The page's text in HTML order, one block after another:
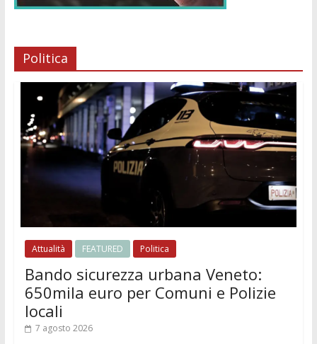
Politica
Attualità FEATURED Politica
Bando sicurezza urbana Veneto:
650mila euro per Comuni e Polizie
locali
7 agosto 2026